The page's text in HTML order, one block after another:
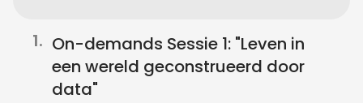
1. On-demands Sessie 1: "Leven in
een wereld geconstrueerd door
data"